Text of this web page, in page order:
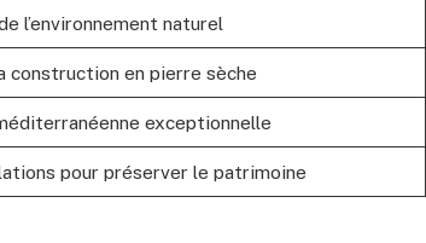
l’environnement naturel
construction en pierre sèche
exceptionnelle
pour préserver le patrimoine